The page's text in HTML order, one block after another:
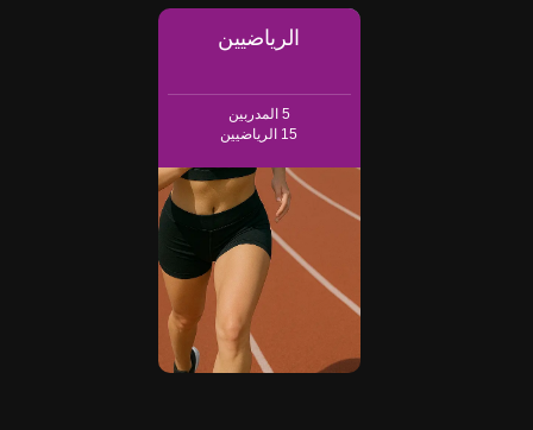
الرياضيين
5 المدربين
15 الرياضيين